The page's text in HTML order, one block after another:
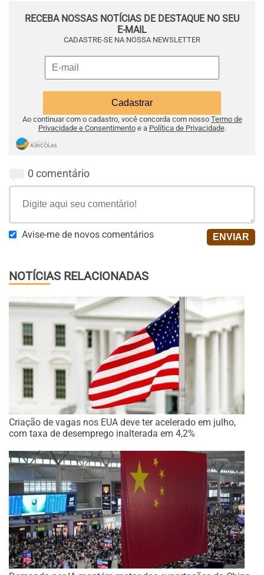
RECEBA NOSSAS NOTÍCIAS DE DESTAQUE NO SEU
E-MAIL
CADASTRE-SE NA NOSSA NEWSLETTER
Ao continuar com o cadastro, você concorda com nosso Termo de
Privacidade e Consentimentoe a Política de Privacidade.
0 comentário
Avise-me de novos comentários
NOTÍCIAS RELACIONADAS
Criação de vagas nos EUA deve ter acelerado em julho,
com taxa de desemprego inalterada em 4,2%